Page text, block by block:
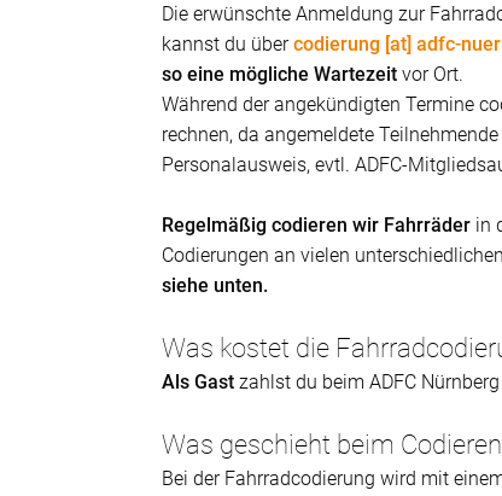
Die erwünschte Anmeldung zur
kannst du übercodierung [at] adfc-
so eine mögliche Wartezeit vor Ort.
Während der angekündigten Termine
rechnen, da angemeldete
Personalausweis, evtl. ADFC-
Regelmäßig codieren wir Fahrräder in
Codierungen an vielen
siehe unten.
Was kostet die
Als Gast zahlst du beim ADFC
Was geschieht beim
Bei der Fahrradcodierung wird mit